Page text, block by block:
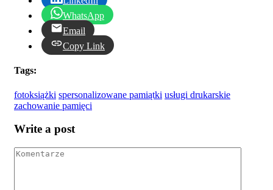
WhatsApp
Email
Copy Link
Tags:
fotoksiążki spersonalizowane pamiątki usługi drukarskie
zachowanie pamięci
Write a post